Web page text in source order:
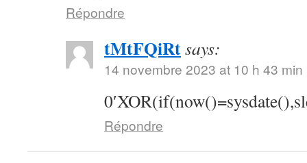
Répondre
tMtFQiRtsays:
14 novembre 2023 at 10 h 43 min
Répondre